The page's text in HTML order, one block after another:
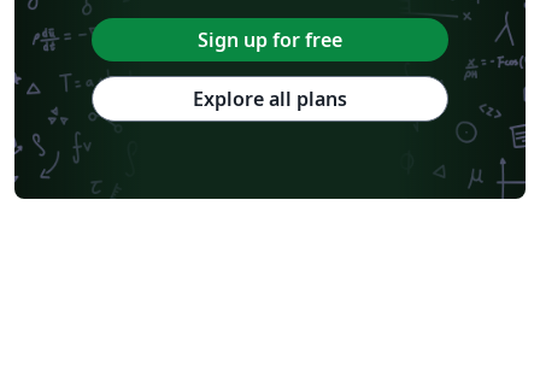
Sign up for free
Explore all plans